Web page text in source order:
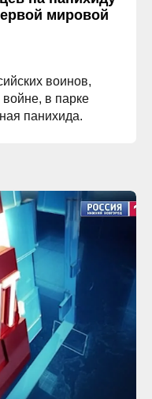
мировой
воинов,
в парке
панихида.